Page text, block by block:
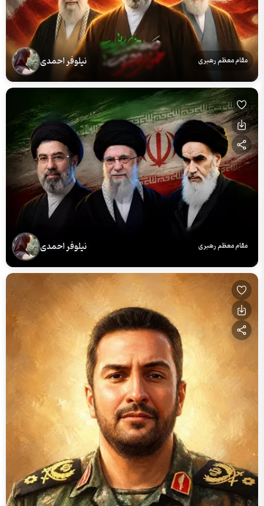
مقام معظم رهبری نیلوفر احمدی
مقام معظم رهبری نیلوفر احمدی